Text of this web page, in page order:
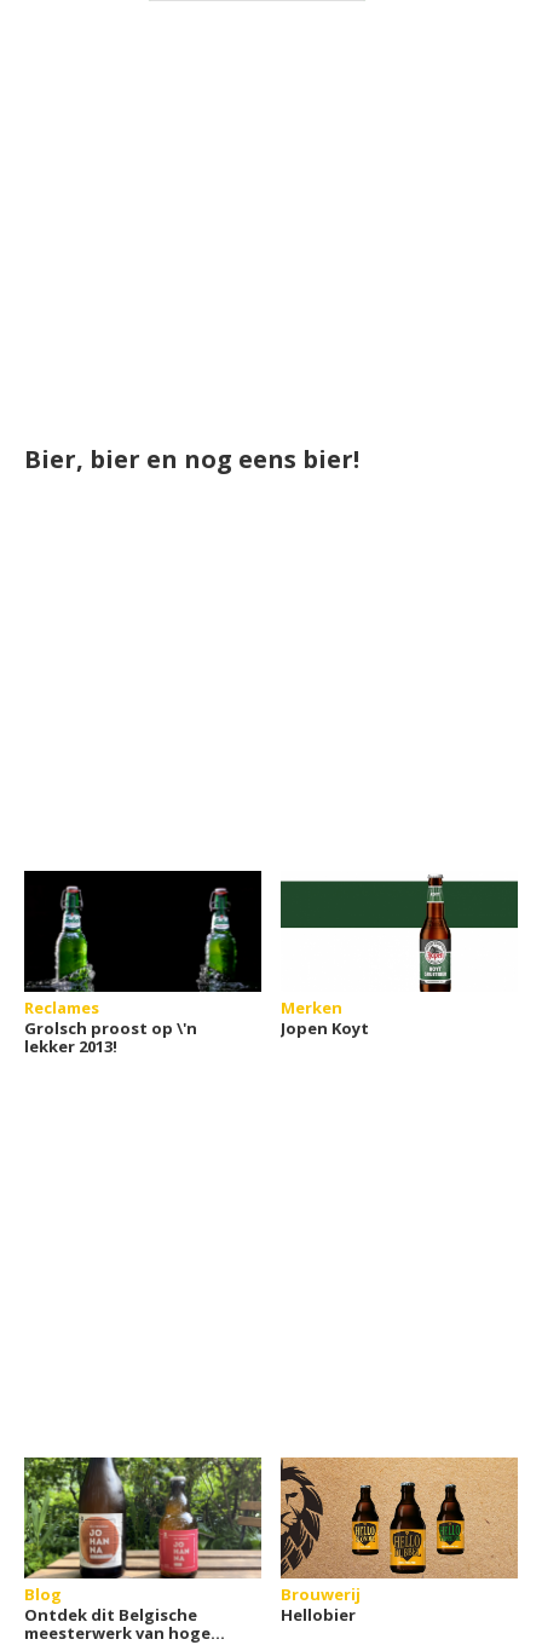
Bier, bier en nog eens bier!
Reclames
Grolsch proost op \'n
lekker 2013!
Merken
Jopen Koyt
Blog
Ontdek dit Belgische
meesterwerk van hoge
Brouwerij
Hellobier